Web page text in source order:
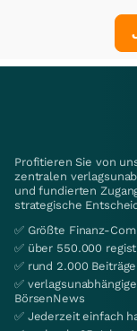
Profitieren Sie von
zentralen
und fundierten
strategische
✅ Größte Finanz-
✅ über 550.000
✅ rund 2.000
✅
BörsenNews
✅ Jederzeit einfach